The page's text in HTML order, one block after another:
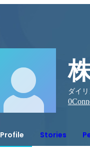
ダイ
0
Profile Stories